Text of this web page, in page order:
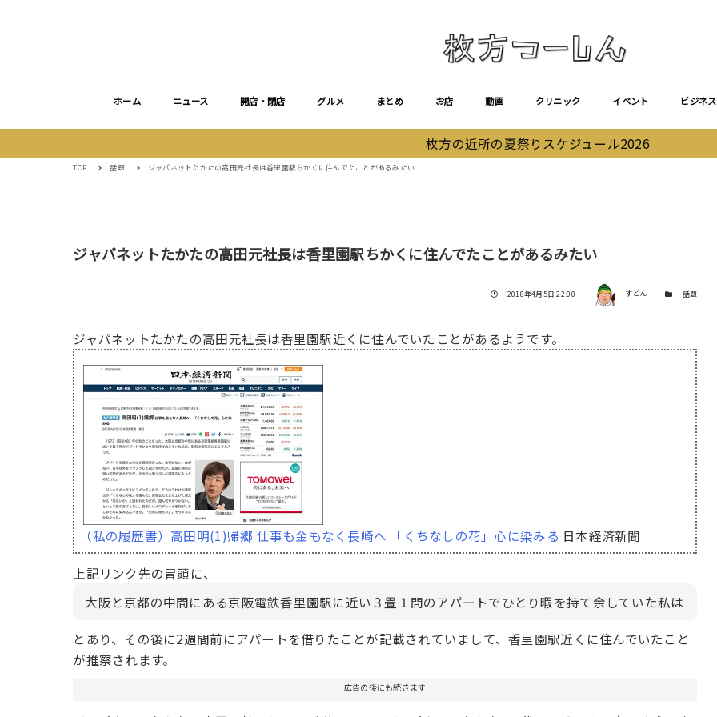
ホーム ニュース 開店・閉店 グルメ まとめ お店 動画 クリニック イベント ビジネス
枚方の近所の夏祭りスケジュール2026
TOP 話題 ジャパネットたかたの高田元社長は香里園駅ちかくに住んでたことがあるみたい
ジャパネットたかたの高田元社長は香里園駅ちかくに住んでたことがあるみたい
投稿日
2018年4月5日 22:00 著者 すどん カテゴリー
話題
ジャパネットたかたの高田元社長は香里園駅近くに住んでいたことがあるようです。
（私の履歴書）高田明(1)帰郷 仕事も金もなく長崎へ 「くちなしの花」心に染みる 日本経済新聞
上記リンク先の冒頭に、
大阪と京都の中間にある京阪電鉄香里園駅に近い３畳１間のアパートでひとり暇を持て余していた私は
とあり、その後に2週間前にアパートを借りたことが記載されていまして、香里園駅近くに住んでいたこと
が推察されます。
広告の後にも続きます